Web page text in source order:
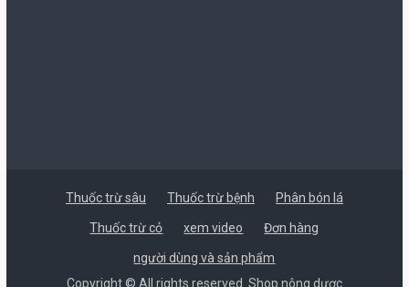
Thuốc trừ sâu Thuốc trừ bệnh Phân bón lá
Thuốc trừ cỏ xem video Đơn hàng
người dùng và sản phẩm
Copyright © All rights reserved. Shop nông dược